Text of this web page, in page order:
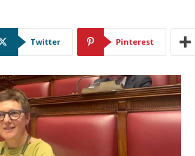
Twitter Pinterest